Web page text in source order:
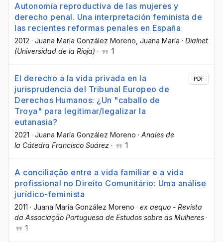
Autonomía reproductiva de las mujeres y
derecho penal. Una interpretación feminista de
las recientes reformas penales en España
2012 · Juana María González Moreno , Juana María · Dialnet
(Universidad de la Rioja) · 1
El derecho a la vida privada en la
jurisprudencia del Tribunal Europeo de
Derechos Humanos: ¿Un "caballo de
Troya" para legitimar/legalizar la
eutanasia?
2021 · Juana María González Moreno · Anales de
la Cátedra Francisco Suárez · 1
PDF
A conciliação entre a vida familiar e a vida
profissional no Direito Comunitário: Uma análise
jurídico-feminista
2011 · Juana María González Moreno · ex aequo - Revista
da Associação Portuguesa de Estudos sobre as Mulheres ·
1